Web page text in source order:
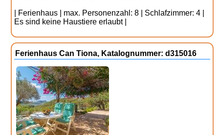
| Ferienhaus | max. Personenzahl: 8 | Schlafzimmer: 4 |
Es sind keine Haustiere erlaubt |
Ferienhaus Can Tiona, Katalognummer: d315016